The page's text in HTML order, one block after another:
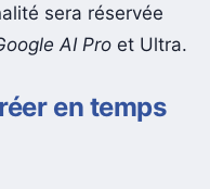
sera réservée
AI Pro et Ultra.
en temps